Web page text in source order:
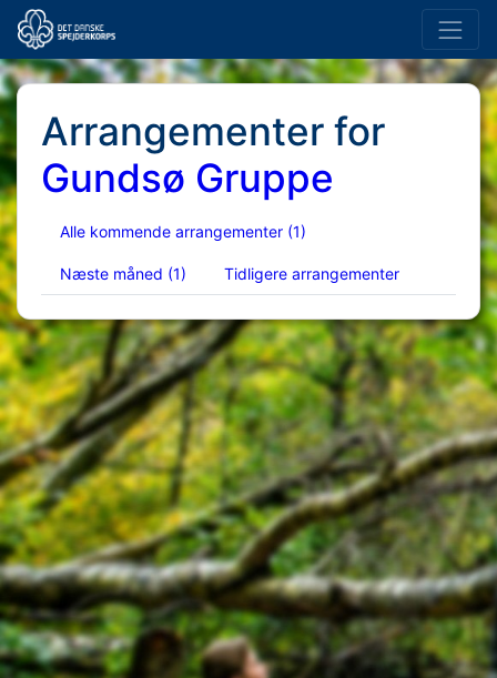
Arrangementer for
Gundsø Gruppe
Alle kommende arrangementer (1)
Næste måned (1) Tidligere arrangementer